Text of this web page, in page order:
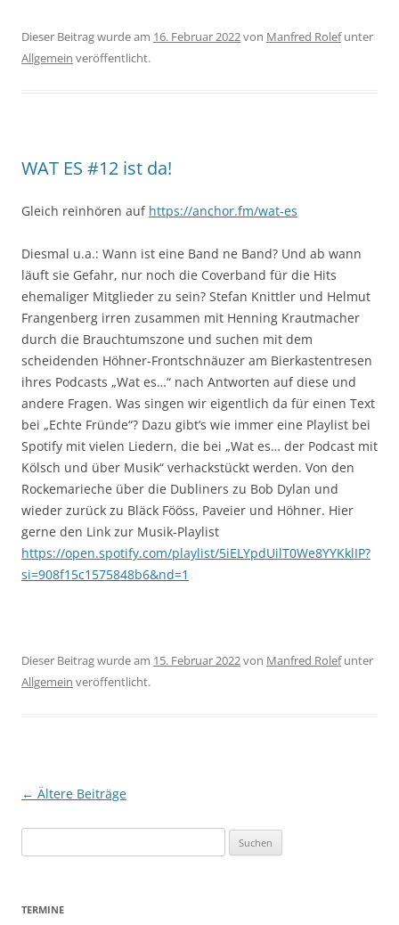
Dieser Beitrag wurde am 16. Februar 2022von Manfred Rolefunter
Allgemein veröffentlicht.
WAT ES #12 ist da!
Gleich reinhören auf https://anchor.fm/wat-es
Diesmal u.a.: Wann ist eine Band ne Band? Und ab wann
läuft sie Gefahr, nur noch die Coverband für die Hits
ehemaliger Mitglieder zu sein? Stefan Knittler und Helmut
Frangenberg irren zusammen mit Henning Krautmacher
durch die Brauchtumszone und suchen mit dem
scheidenden Höhner-Frontschnäuzer am Bierkastentresen
ihres Podcasts „Wat es…“ nach Antworten auf diese und
andere Fragen. Was singen wir eigentlich da für einen Text
bei „Echte Fründe“? Dazu gibt’s wie immer eine Playlist bei
Spotify mit vielen Liedern, die bei „Wat es… der Podcast mit
Kölsch und über Musik“ verhackstückt werden. Von den
Rockemarieche über die Dubliners zu Bob Dylan und
wieder zurück zu Bläck Fööss, Paveier und Höhner. Hier
gerne den Link zur Musik-Playlist
https://open.spotify.com/playlist/5iELYpdUilT0We8YYKklIP?
si=908f15c1575848b6&nd=1
Dieser Beitrag wurde am 15. Februar 2022von Manfred Rolefunter
Allgemein veröffentlicht.
Beitragsnavigation
← Ältere Beiträge
nach:
TERMINE